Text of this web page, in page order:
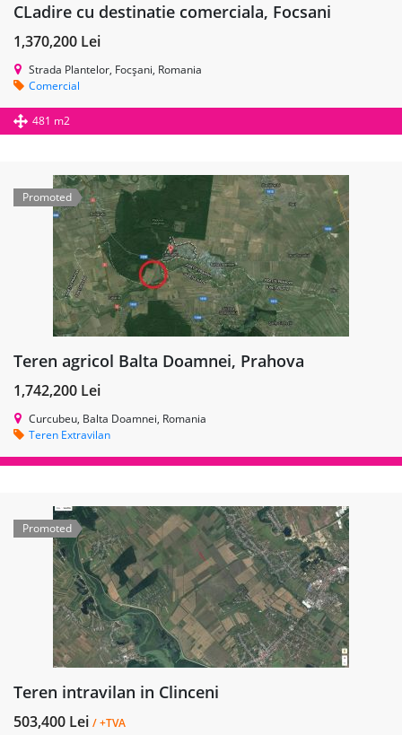
CLadire cu destinatie comerciala, Focsani
1,370,200 Lei
Strada Plantelor, Focșani, Romania
Comercial
481 m2
Promoted
Teren agricol Balta Doamnei, Prahova
1,742,200 Lei
Curcubeu, Balta Doamnei, Romania
Teren Extravilan
Promoted
Teren intravilan in Clinceni
503,400 Lei / +TVA